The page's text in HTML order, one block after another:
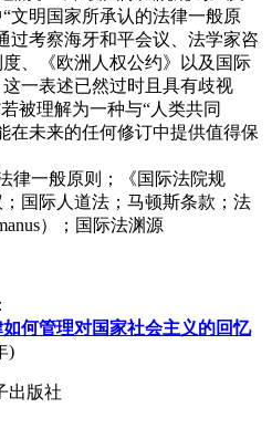
“文明国家所承认的法律一般原
过考察海牙和平会议、法学家咨
、《欧洲人权公约》以及国际
一表述已然过时且具有歧视
被理解为一种与“人类共同
在未来的任何修订中提供值得保
律一般原则；《国际法院规
国际人道法；马顿斯条款；法
）；国际法渊源
何管理对国家社会主义的回忆
)
出版社